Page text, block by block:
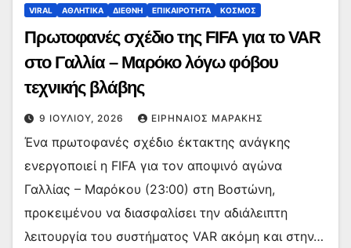
VIRAL ΑΘΛΗΤΙΚΑ ΔΙΕΘΝΗ ΕΠΙΚΑΙΡΟΤΗΤΑ ΚΟΣΜΟΣ
Πρωτοφανές σχέδιο της FIFA για το VAR
στο Γαλλία – Μαρόκο λόγω φόβου
τεχνικής βλάβης
9 ΙΟΥΛΊΟΥ, 2026 ΕΙΡΗΝΑΊΟΣ ΜΑΡΆΚΗΣ
Ένα πρωτοφανές σχέδιο έκτακτης ανάγκης
ενεργοποιεί η FIFA για τον αποψινό αγώνα
Γαλλίας – Μαρόκου (23:00) στη Βοστώνη,
προκειμένου να διασφαλίσει την αδιάλειπτη
λειτουργία του συστήματος VAR ακόμη και στην…